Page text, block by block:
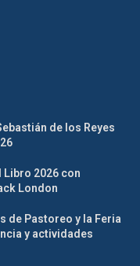
de los Reyes
Libro 2026 con
London
de Pastoreo y la Feria
y actividades